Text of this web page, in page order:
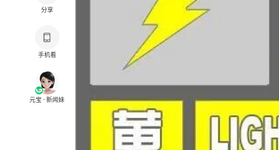
分享
手机看
元宝 · 新闻妹